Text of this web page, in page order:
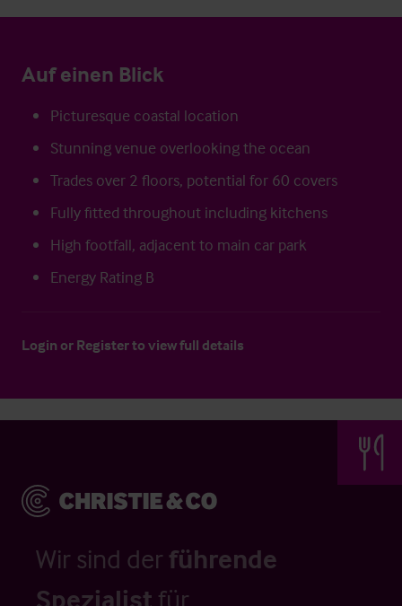
Auf einen Blick
Picturesque coastal location
Stunning venue overlooking the ocean
Trades over 2 floors, potential for 60 covers
Fully fitted throughout including kitchens
High footfall, adjacent to main car park
Energy Rating B
Login or Registerto view full details
Wir sind der führende
Spezialistfür